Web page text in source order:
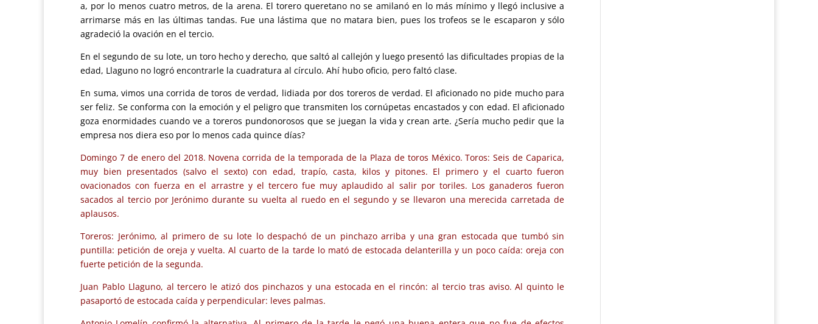
a, por lo menos cuatro metros, de la arena. El torero queretano no se amilanó en lo más mínimo y llegó inclusive a
arrimarse más en las últimas tandas. Fue una lástima que no matara bien, pues los trofeos se le escaparon y sólo
agradeció la ovación en el tercio.
En el segundo de su lote, un toro hecho y derecho, que saltó al callejón y luego presentó las dificultades propias de la
edad, Llaguno no logró encontrarle la cuadratura al círculo. Ahí hubo oficio, pero faltó clase.
En suma, vimos una corrida de toros de verdad, lidiada por dos toreros de verdad. El aficionado no pide mucho para
ser feliz. Se conforma con la emoción y el peligro que transmiten los cornúpetas encastados y con edad. El aficionado
goza enormidades cuando ve a toreros pundonorosos que se juegan la vida y crean arte. ¿Sería mucho pedir que la
empresa nos diera eso por lo menos cada quince días?
Domingo 7 de enero del 2018. Novena corrida de la temporada de la Plaza de toros México. Toros: Seis de Caparica,
muy bien presentados (salvo el sexto) con edad, trapío, casta, kilos y pitones. El primero y el cuarto fueron
ovacionados con fuerza en el arrastre y el tercero fue muy aplaudido al salir por toriles. Los ganaderos fueron
sacados al tercio por Jerónimo durante su vuelta al ruedo en el segundo y se llevaron una merecida carretada de
aplausos.
Toreros: Jerónimo, al primero de su lote lo despachó de un pinchazo arriba y una gran estocada que tumbó sin
puntilla: petición de oreja y vuelta. Al cuarto de la tarde lo mató de estocada delanterilla y un poco caída: oreja con
fuerte petición de la segunda.
Juan Pablo Llaguno, al tercero le atizó dos pinchazos y una estocada en el rincón: al tercio tras aviso. Al quinto le
pasaportó de estocada caída y perpendicular: leves palmas.